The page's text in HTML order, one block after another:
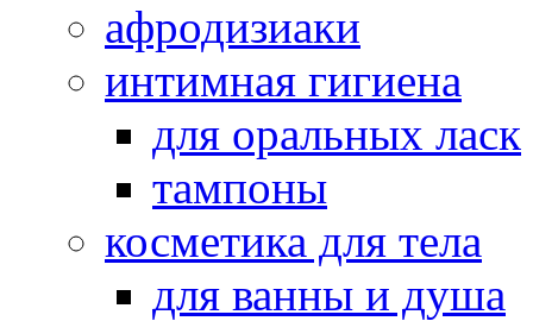
афродизиаки
интимная гигиена
для оральных ласк
тампоны
косметика для тела
для ванны и душа